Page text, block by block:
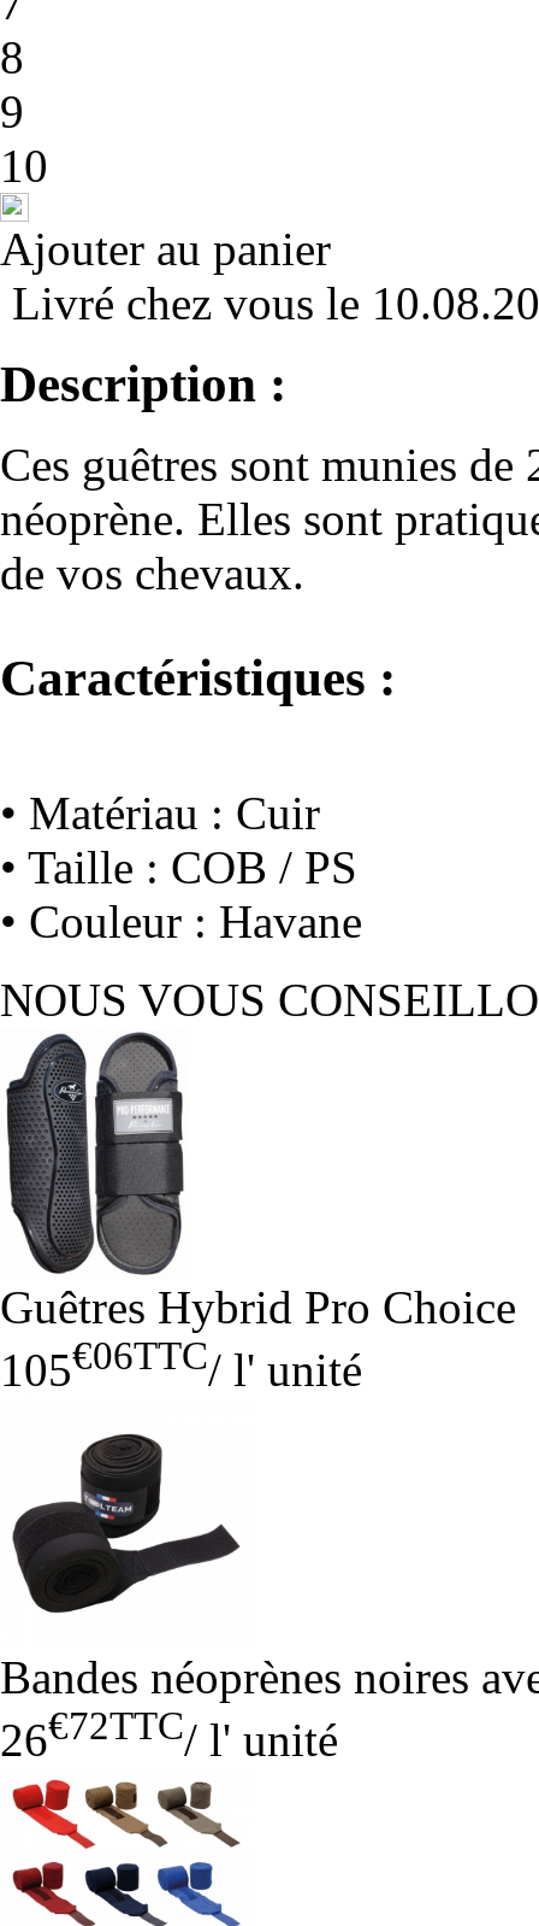
8
9
10
Ajouter au panier
Livré chez vous le
Description :
Ces guêtres sont munies
néoprène. Elles sont
de vos chevaux.
Caractéristiques :
• Matériau : Cuir
• Taille : COB / PS
• Couleur : Havane
NOUS VOUS
Guêtres Hybrid Pro Choice
105€06TTC/ l' unité
Bandes néoprènes noires
26€72TTC/ l' unité